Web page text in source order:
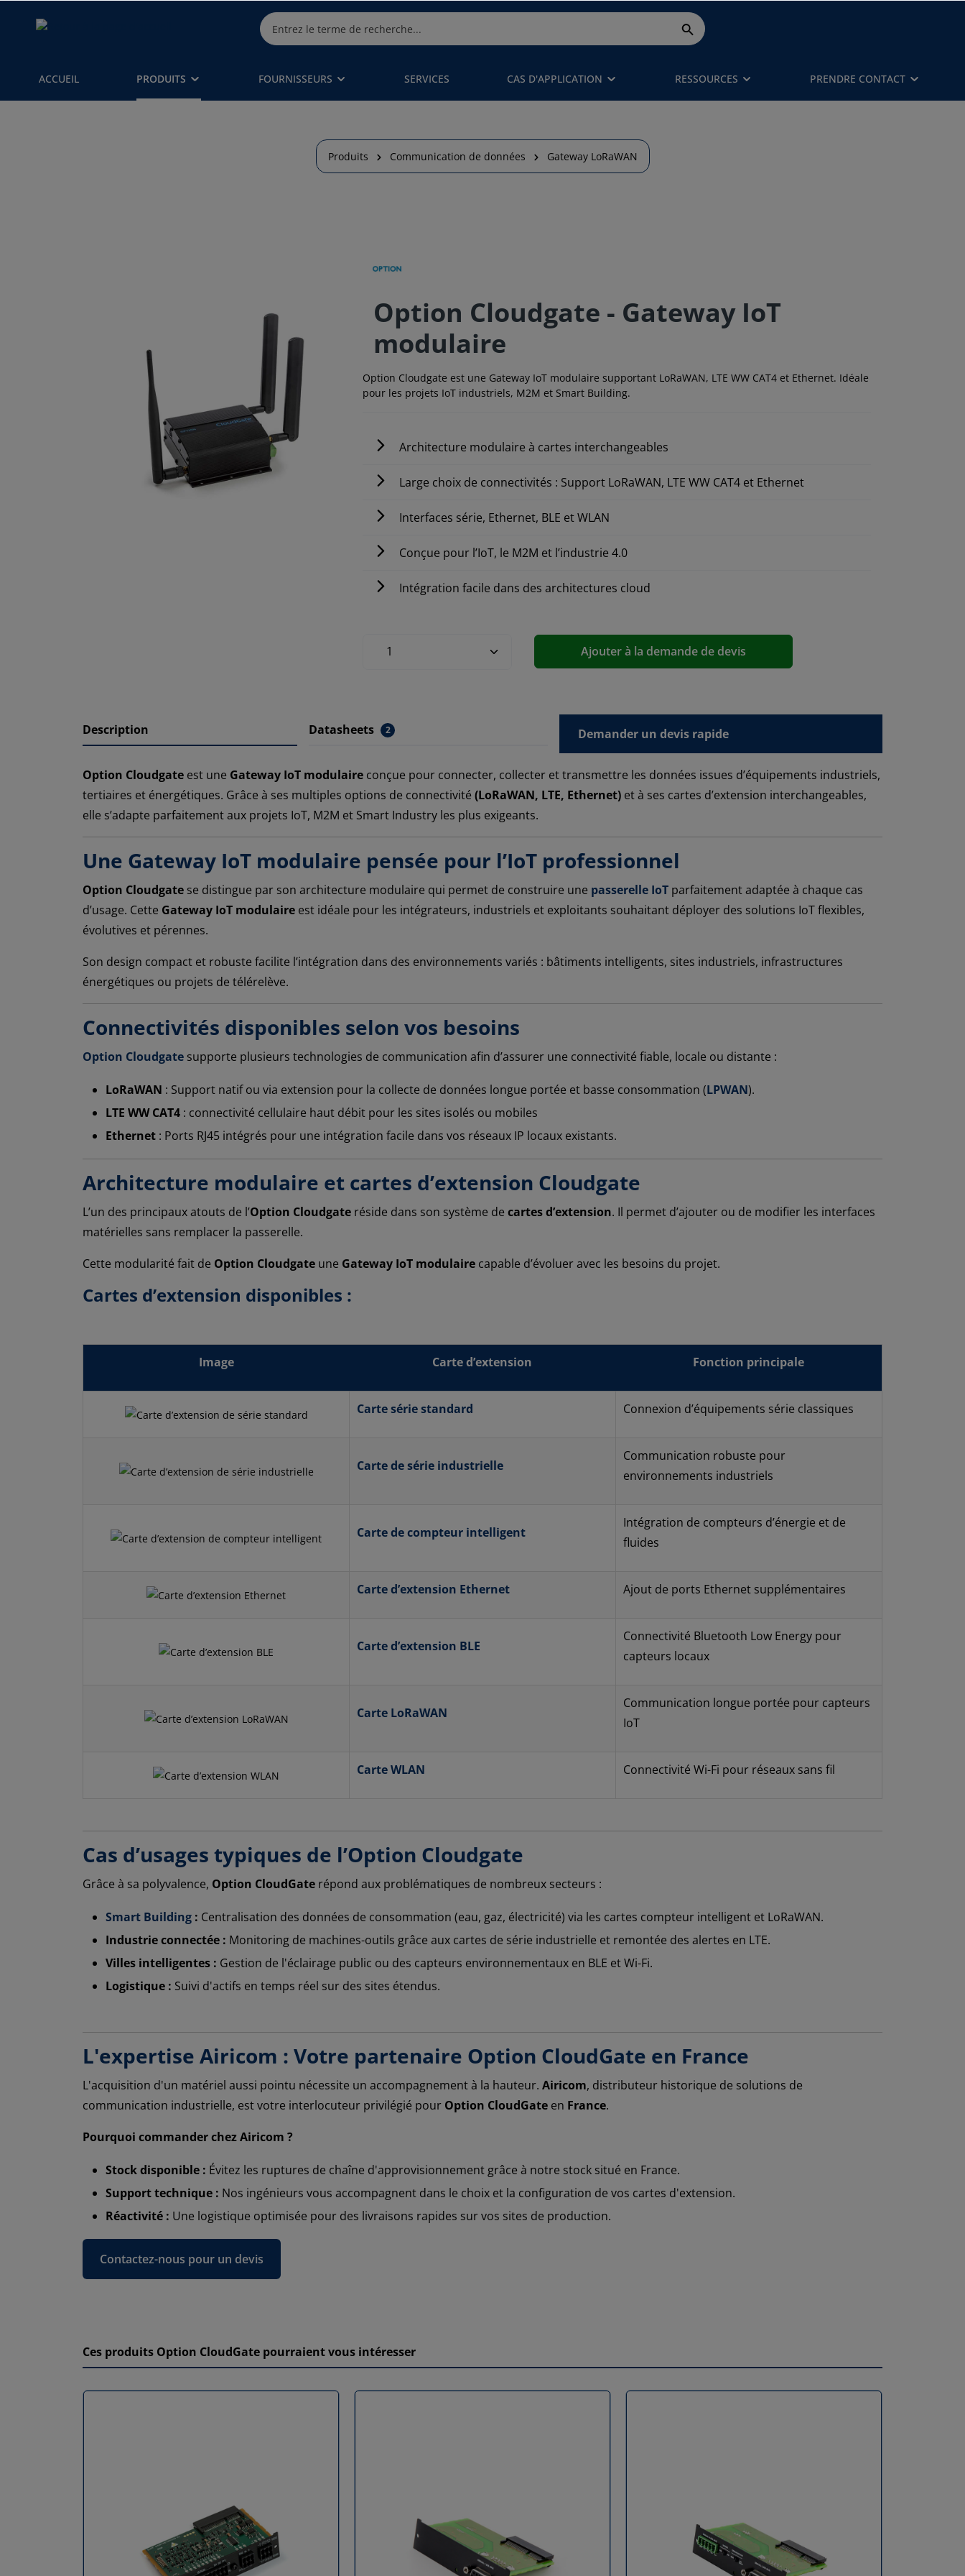
ACCUEIL PRODUITS FOURNISSEURS SERVICES CAS D'APPLICATION RESSOURCES PRENDRE CONTACT
Produits Communication de données Gateway LoRaWAN
Option Cloudgate - Gateway IoT
modulaire
Option Cloudgate est une Gateway IoT modulaire supportant LoRaWAN, LTE WW CAT4 et Ethernet. Idéale
pour les projets IoT industriels, M2M et Smart Building.
Architecture modulaire à cartes interchangeables
Large choix de connectivités : Support LoRaWAN, LTE WW CAT4 et Ethernet
Interfaces série, Ethernet, BLE et WLAN
Conçue pour l’IoT, le M2M et l’industrie 4.0
Intégration facile dans des architectures cloud
Ajouter à la demande de devis
Description Datasheets 2 Demander un devis rapide
Option Cloudgate est une Gateway IoT modulaire conçue pour connecter, collecter et transmettre les données issues d’équipements industriels,
tertiaires et énergétiques. Grâce à ses multiples options de connectivité (LoRaWAN, LTE, Ethernet) et à ses cartes d’extension interchangeables,
elle s’adapte parfaitement aux projets IoT, M2M et Smart Industry les plus exigeants.
Une Gateway IoT modulaire pensée pour l’IoT professionnel
Option Cloudgate se distingue par son architecture modulaire qui permet de construire une passerelle IoT parfaitement adaptée à chaque cas
d’usage. Cette Gateway IoT modulaire est idéale pour les intégrateurs, industriels et exploitants souhaitant déployer des solutions IoT flexibles,
évolutives et pérennes.
Son design compact et robuste facilite l’intégration dans des environnements variés : bâtiments intelligents, sites industriels, infrastructures
énergétiques ou projets de télérelève.
Connectivités disponibles selon vos besoins
Option Cloudgate supporte plusieurs technologies de communication afin d’assurer une connectivité fiable, locale ou distante :
LoRaWAN : Support natif ou via extension pour la collecte de données longue portée et basse consommation (LPWAN).
LTE WW CAT4 : connectivité cellulaire haut débit pour les sites isolés ou mobiles
Ethernet : Ports RJ45 intégrés pour une intégration facile dans vos réseaux IP locaux existants.
Architecture modulaire et cartes d’extension Cloudgate
L’un des principaux atouts de l’Option Cloudgate réside dans son système de cartes d’extension. Il permet d’ajouter ou de modifier les interfaces
matérielles sans remplacer la passerelle.
Cette modularité fait de Option Cloudgate une Gateway IoT modulaire capable d’évoluer avec les besoins du projet.
Cartes d’extension disponibles :
Image Carte d’extension Fonction principale
Carte série standard Connexion d’équipements série classiques
Carte de série industrielle
Communication robuste pour
environnements industriels
Carte de compteur intelligent
Intégration de compteurs d’énergie et de
fluides
Carte d’extension Ethernet Ajout de ports Ethernet supplémentaires
Carte d’extension BLE
Connectivité Bluetooth Low Energy pour
capteurs locaux
Carte LoRaWAN
Communication longue portée pour capteurs
IoT
Carte WLAN Connectivité Wi-Fi pour réseaux sans fil
Cas d’usages typiques de l’Option Cloudgate
Grâce à sa polyvalence, Option CloudGate répond aux problématiques de nombreux secteurs :
Smart Building : Centralisation des données de consommation (eau, gaz, électricité) via les cartes compteur intelligent et LoRaWAN.
Industrie connectée : Monitoring de machines-outils grâce aux cartes de série industrielle et remontée des alertes en LTE.
Villes intelligentes : Gestion de l'éclairage public ou des capteurs environnementaux en BLE et Wi-Fi.
Logistique : Suivi d'actifs en temps réel sur des sites étendus.
L'expertise Airicom : Votre partenaire Option CloudGate en France
L'acquisition d'un matériel aussi pointu nécessite un accompagnement à la hauteur. Airicom, distributeur historique de solutions de
communication industrielle, est votre interlocuteur privilégié pour Option CloudGate en France.
Pourquoi commander chez Airicom ?
Stock disponible : Évitez les ruptures de chaîne d'approvisionnement grâce à notre stock situé en France.
Support technique : Nos ingénieurs vous accompagnent dans le choix et la configuration de vos cartes d'extension.
Réactivité : Une logistique optimisée pour des livraisons rapides sur vos sites de production.
Contactez-nous pour un devis
Ces produits Option CloudGate pourraient vous intéresser